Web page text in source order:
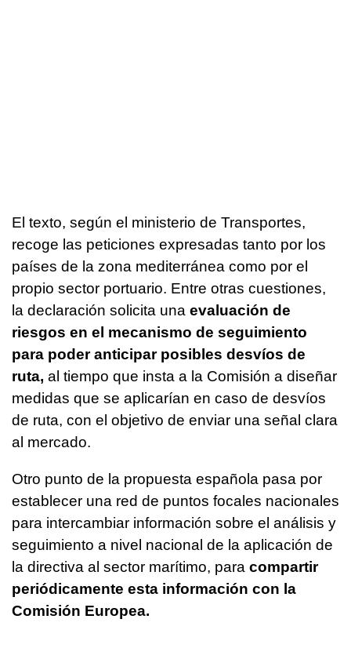
El texto, según el ministerio de Transportes,
recoge las peticiones expresadas tanto por los
países de la zona mediterránea como por el
propio sector portuario. Entre otras cuestiones,
la declaración solicita una evaluación de
riesgos en el mecanismo de seguimiento
para poder anticipar posibles desvíos de
ruta, al tiempo que insta a la Comisión a diseñar
medidas que se aplicarían en caso de desvíos
de ruta, con el objetivo de enviar una señal clara
al mercado.
Otro punto de la propuesta española pasa por
establecer una red de puntos focales nacionales
para intercambiar información sobre el análisis y
seguimiento a nivel nacional de la aplicación de
la directiva al sector marítimo, para compartir
periódicamente esta información con la
Comisión Europea.